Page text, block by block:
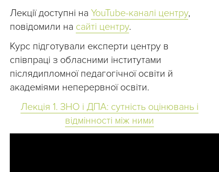
Лекції доступні на YouTube-каналі центру,
повідомили на сайті центру.
Курс підготували експерти центру в
співпраці з обласними інститутами
післядипломної педагогічної освіти й
академіями неперервної освіти.
Лекція 1. ЗНО і ДПА: сутність оцінювань і
відмінності між ними